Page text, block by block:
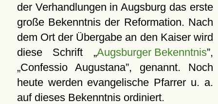
der Verhandlungen in Augsburg das erste
große Bekenntnis der Reformation. Nach
dem Ort der Übergabe an den Kaiser wird
diese Schrift
Augsburger Bekenntnis ,
Confessio Augustana , genannt. Noch
heute werden evangelische Pfarrer u. a.
auf dieses Bekenntnis ordiniert.